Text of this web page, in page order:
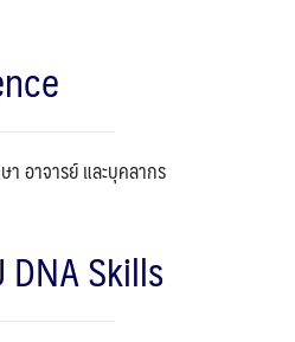
อาจารย์ และบุคลากร
Skills